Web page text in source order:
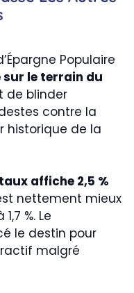
Populaire
le terrain du
de blinder
contre la
historique de la
affiche 2,5 %
nettement mieux
%. Le
le destin pour
malgré